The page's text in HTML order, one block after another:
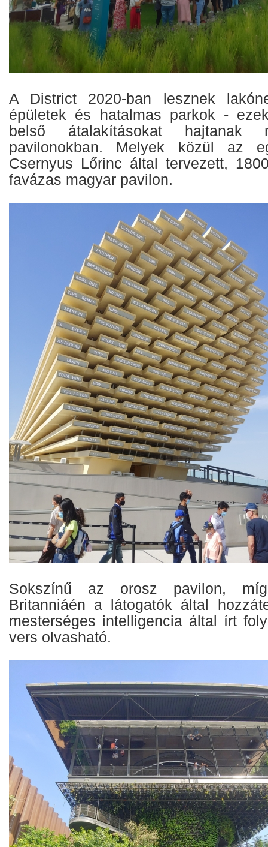
A District 2020-ban lesznek
épületek és hatalmas parkok -
belső átalakításokat
pavilonokban. Melyek közül az
Csernyus Lőrinc által tervezett,
favázas magyar pavilon.
Sokszínű az orosz pavilon,
Britanniáén a látogatók által
mesterséges intelligencia által írt
vers olvasható.